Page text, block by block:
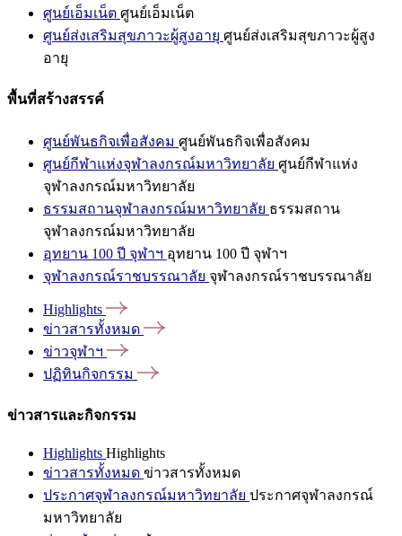
ศูนย์เอ็มเน็ต ศูนย์เอ็มเน็ต
ศูนย์ส่งเสริมสุขภาวะผู้สูงอายุ ศูนย์ส่งเสริมสุขภาวะผู้สูง
อายุ
พื้นที่สร้างสรรค์
ศูนย์พันธกิจเพื่อสังคม ศูนย์พันธกิจเพื่อสังคม
ศูนย์กีฬาแห่งจุฬาลงกรณ์มหาวิทยาลัย ศูนย์กีฬาแห่ง
จุฬาลงกรณ์มหาวิทยาลัย
ธรรมสถานจุฬาลงกรณ์มหาวิทยาลัย ธรรมสถาน
จุฬาลงกรณ์มหาวิทยาลัย
อุทยาน 100 ปี จุฬาฯ อุทยาน 100 ปี จุฬาฯ
จุฬาลงกรณ์ราชบรรณาลัย จุฬาลงกรณ์ราชบรรณาลัย
Highlights
ข่าวสารทั้งหมด
ข่าวจุฬาฯ
ปฏิทินกิจกรรม
ข่าวสารและกิจกรรม
Highlights Highlights
ข่าวสารทั้งหมด ข่าวสารทั้งหมด
ประกาศจุฬาลงกรณ์มหาวิทยาลัย ประกาศจุฬาลงกรณ์
มหาวิทยาลัย